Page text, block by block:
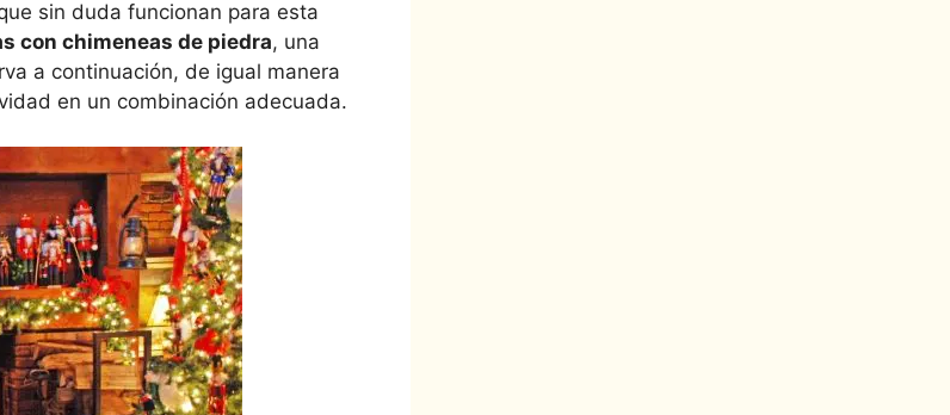
sin duda funcionan para esta
con chimeneas de piedra, una
a continuación, de igual manera
en un combinación adecuada.